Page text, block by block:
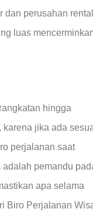
perusahan rental
luas
hingga
jika ada
perjalanan saat
pemandu
apa selama
Biro Perjalanan